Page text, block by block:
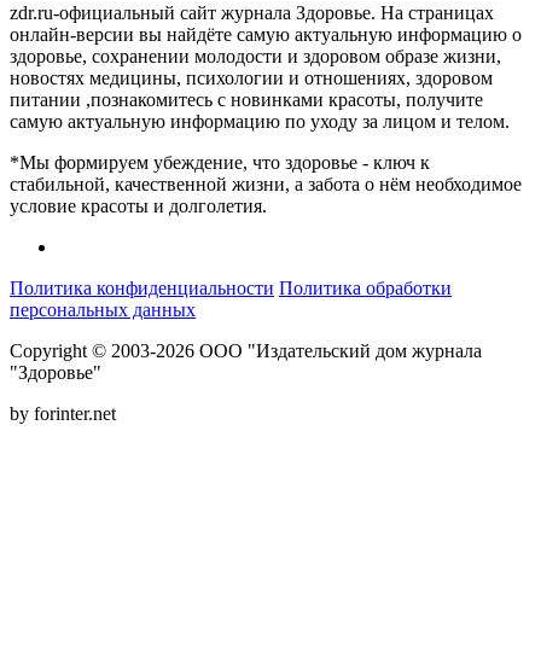
zdr.ru-официальный сайт журнала Здоровье. На страницах
онлайн-версии вы найдёте самую актуальную информацию о
здоровье, сохранении молодости и здоровом образе жизни,
новостях медицины, психологии и отношениях, здоровом
питании ,познакомитесь с новинками красоты, получите
самую актуальную информацию по уходу за лицом и телом.
*Мы формируем убеждение, что здоровье - ключ к
стабильной, качественной жизни, а забота о нём необходимое
условие красоты и долголетия.
Политика конфиденциальности Политика обработки
персональных данных
Copyright © 2003-2026 ООО "Издательский дом журнала
"Здоровье"
by forinter.net